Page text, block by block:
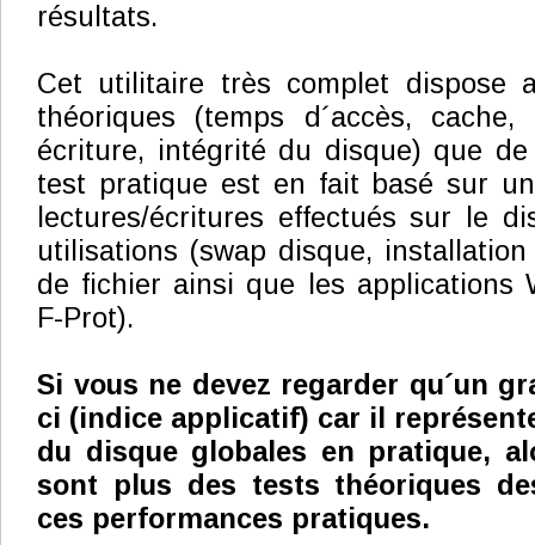
résultats.
Cet utilitaire très complet dispose
théoriques (temps d´accès,
écriture, intégrité du disque) que
test pratique est en fait basé sur
lectures/écritures effectués sur le
utilisations (swap disque,
de fichier ainsi que les applications
F-Prot).
Si vous ne devez regarder qu´un
ci (indice applicatif) car il
du disque globales en pratique,
sont plus des tests théoriques
ces performances pratiques.